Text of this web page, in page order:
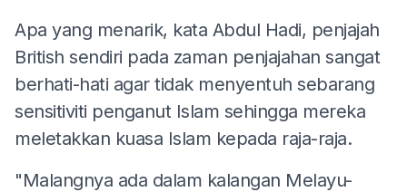
Apa yang menarik, kata Abdul Hadi, penjajah
British sendiri pada zaman penjajahan sangat
berhati-hati agar tidak menyentuh sebarang
sensitiviti penganut Islam sehingga mereka
meletakkan kuasa Islam kepada raja-raja.
"Malangnya ada dalam kalangan Melayu-